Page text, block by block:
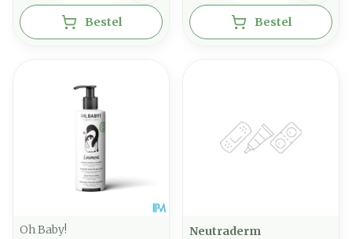
Bestel Bestel
Oh Baby!
Neutraderm